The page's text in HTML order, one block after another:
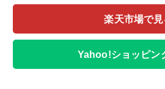
楽天市場で見
Yahoo!ショッピン